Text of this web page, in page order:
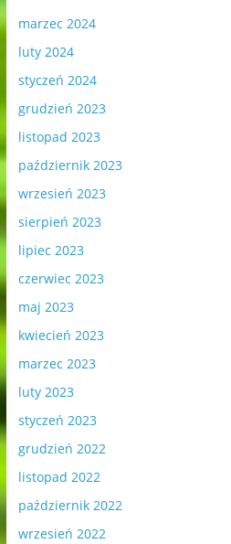
marzec 2024
luty 2024
styczeń 2024
grudzień 2023
listopad 2023
październik 2023
wrzesień 2023
sierpień 2023
lipiec 2023
czerwiec 2023
maj 2023
kwiecień 2023
marzec 2023
luty 2023
styczeń 2023
grudzień 2022
listopad 2022
październik 2022
wrzesień 2022